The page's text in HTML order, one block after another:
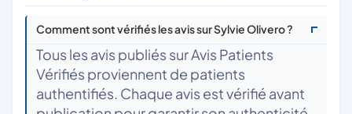
Comment sont vérifiés les avis sur Sylvie Olivero ?
Tous les avis publiés sur Avis Patients
Vérifiés proviennent de patients
authentifiés. Chaque avis est vérifié avant